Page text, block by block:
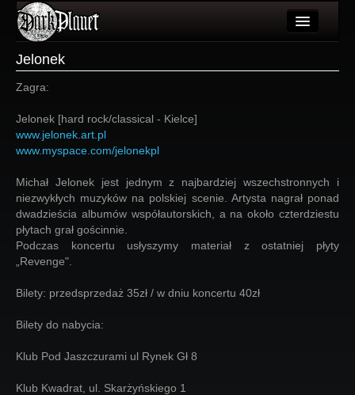
Galeria
Więcej
Login
Jelonek
Zagra:
Jelonek [hard rock/classical - Kielce]
www.jelonek.art.pl
www.myspace.com/jelonekpl
Michał Jelonek jest jednym z najbardziej wszechstronnych i
niezwykłych muzyków na polskiej scenie. Artysta nagrał ponad
dwadzieścia albumów współautorskich, a na około czterdziestu
płytach grał gościnnie.
Podczas koncertu usłyszymy materiał z ostatniej płyty
„Revenge".
Bilety: przedsprzedaż 35zł / w dniu koncertu 40zł
Bilety do nabycia:
Klub Pod Jaszczurami ul Rynek Gł 8
Klub Kwadrat, ul. Skarżyńskiego 1